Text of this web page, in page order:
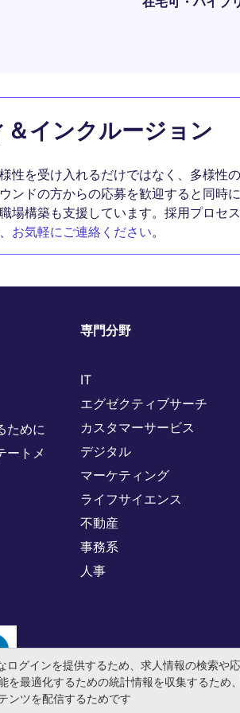
インクルージョン
性を受け入れるだけではなく、多様性
ンドの方からの応募を歓迎すると同時
場構築も支援しています。採用プロセ
お気軽にご連絡ください。
ために
ートメ
専門分野
IT
エグゼクティブサーチ
カスタマーサービス
デジタル
マーケティング
ライフサイエンス
不動産
事務系
人事
ログインを提供するため、求人情報の検索や
を最適化するための統計情報を収集するため
ンツを配信するためです